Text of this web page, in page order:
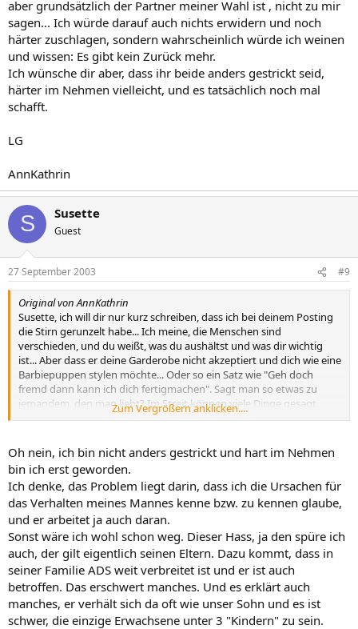
aber grundsätzlich der Partner meiner Wahl ist , nicht zu mir
sagen... Ich würde darauf auch nichts erwidern und noch
härter zuschlagen, sondern wahrscheinlich würde ich weinen
und wissen: Es gibt kein Zurück mehr.
Ich wünsche dir aber, dass ihr beide anders gestrickt seid,
härter im Nehmen vielleicht, und es tatsächlich noch mal
schafft.
LG
AnnKathrin
S Susette
Guest
27 September 2003 #9
Original von AnnKathrin
Susette, ich will dir nur kurz schreiben, dass ich bei deinem Posting
die Stirn gerunzelt habe... Ich meine, die Menschen sind
verschieden, und du weißt, was du aushältst und was dir wichtig
ist... Aber dass er deine Garderobe nicht akzeptiert und dich wie eine
Barbiepuppen stylen möchte... Oder so ein Satz wie "Geh doch
fremd dann kann ich dich fertigmachen". Sagt man so etwas zu
jemandem, den man liebt? Im Streit können viele Dinge gesagt
werden, die man hinterher bereut, aber bei mir dürfte eine
würde eindeutig diese Grenze überschreiten. Da steckt eine
Boshaftigkeit, fast ein Hass dahinter, der mir Angst machen würde.
Das dürfte der Mann, den ich im Moment vielleicht gerade zum
K***** finde, der aber grundsätzlich der Partner meiner Wahl ist ,
nicht zu mir sagen... Ich würde darauf auch nichts erwidern und
noch härter zuschlagen, sondern wahrscheinlich würde ich weinen
und wissen: Es gibt kein Zurück mehr.
Ich wünsche dir aber, dass ihr beide anders gestrickt seid, härter im
Nehmen vielleicht, und es tatsächlich noch mal schafft.
LG
AnnKathrin
Zum Vergrößern anklicken....
Oh nein, ich bin nicht anders gestrickt und hart im Nehmen
bin ich erst geworden.
Ich denke, das Problem liegt darin, dass ich die Ursachen für
das Verhalten meines Mannes kenne bzw. zu kennen glaube,
und er arbeitet ja auch daran.
Sonst wäre ich wohl schon weg. Dieser Hass, ja den spüre ich
auch, der gilt eigentlich seinen Eltern. Dazu kommt, dass in
seiner Familie ADS weit verbreitet ist und er ist auch
betroffen. Das erschwert manches. Und es erklärt auch
manches, er verhält sich da oft wie unser Sohn und es ist
schwer, die einzige Erwachsene unter 3 "Kindern" zu sein.